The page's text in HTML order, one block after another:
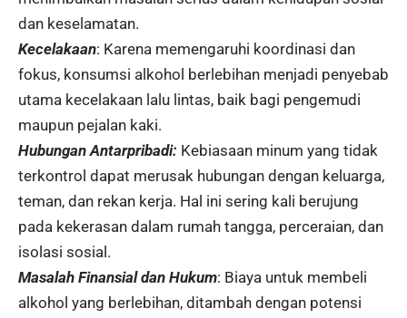
dan keselamatan.
Kecelakaan: Karena memengaruhi koordinasi dan
fokus, konsumsi alkohol berlebihan menjadi penyebab
utama kecelakaan lalu lintas, baik bagi pengemudi
maupun pejalan kaki.
Hubungan Antarpribadi: Kebiasaan minum yang tidak
terkontrol dapat merusak hubungan dengan keluarga,
teman, dan rekan kerja. Hal ini sering kali berujung
pada kekerasan dalam rumah tangga, perceraian, dan
isolasi sosial.
Masalah Finansial dan Hukum: Biaya untuk membeli
alkohol yang berlebihan, ditambah dengan potensi